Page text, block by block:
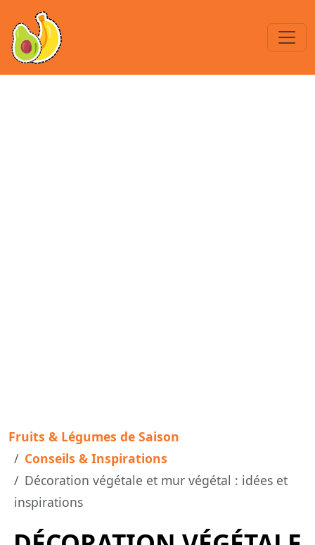
Fruits & Légumes de Saison
Conseils & Inspirations
Décoration végétale et mur végétal : idées et
inspirations